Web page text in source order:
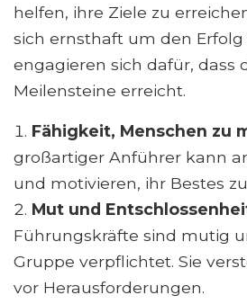
helfen, ihre Ziele zu
sich ernsthaft um den
engagieren sich dafür, dass
Meilensteine ​​erreicht.
Fähigkeit, Menschen zu
großartiger Anführer kann
und motivieren, ihr Bestes
Mut und
Führungskräfte sind mutig
Gruppe verpflichtet. Sie
vor Herausforderungen.